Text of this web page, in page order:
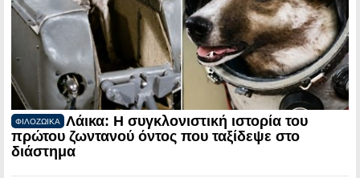
ΦΙΛΟΖΩΙΚΑ
Λάικα: Η συγκλονιστική ιστορία του
πρώτου ζωντανού όντος που ταξίδεψε στο
διάστημα